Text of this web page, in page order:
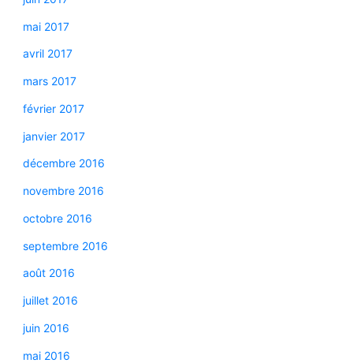
mai 2017
avril 2017
mars 2017
février 2017
janvier 2017
décembre 2016
novembre 2016
octobre 2016
septembre 2016
août 2016
juillet 2016
juin 2016
mai 2016